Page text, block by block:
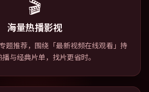
🎬
海量热播影视
题推荐，围绕「最新视频在线观看」持
与经典片单，找片更省时。